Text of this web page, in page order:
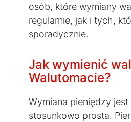
osób, które wymiany
regularnie, jak i tych,
sporadycznie.
Jak wymienić
Walutomacie?
Wymiana pieniędzy jest
stosunkowo prosta.